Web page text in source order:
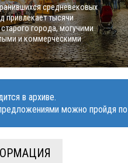
средневековых
привлекает тысячи
города, могучими
и коммерческими
в архиве.
можно пройдя